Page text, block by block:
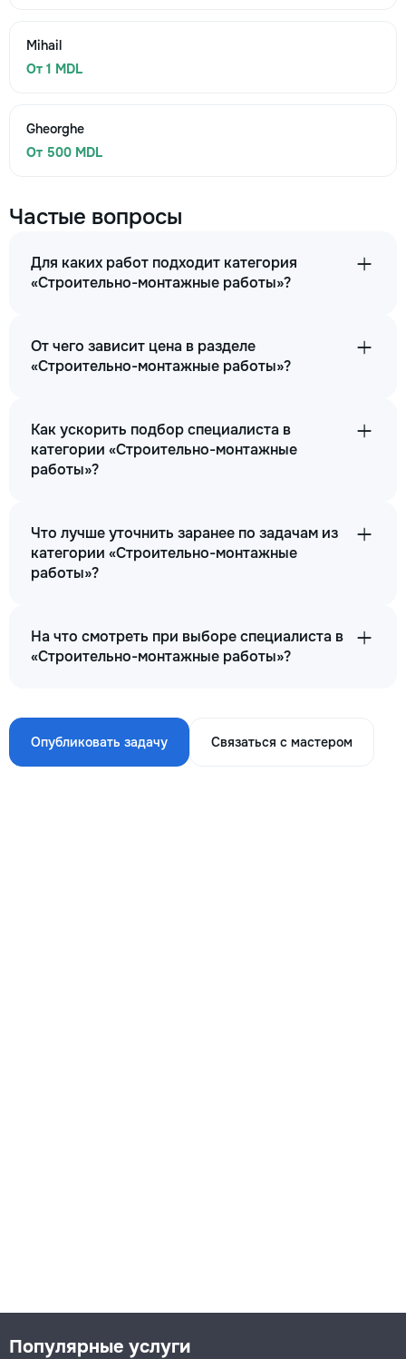
Mihail
От 1 MDL
Gheorghe
От 500 MDL
Частые вопросы
Для каких работ подходит категория
«Строительно-монтажные работы»?
От чего зависит цена в разделе
«Строительно-монтажные работы»?
Как ускорить подбор специалиста в
категории «Строительно-монтажные
работы»?
Что лучше уточнить заранее по задачам из
категории «Строительно-монтажные
работы»?
На что смотреть при выборе специалиста в
«Строительно-монтажные работы»?
Опубликовать задачу Связаться с мастером
Популярные услуги